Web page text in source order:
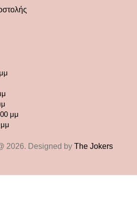
μμ
2026. Designed by The Jokers